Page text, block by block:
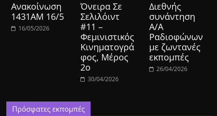
Ανακοίνωση
1431ΑΜ 16/5
16/05/2026
Όνειρα Σε
Σελιλόιντ
#11 –
Φεμινιστικός
Κινηματογρά
φος, Μέρος
2ο
30/04/2026
Διεθνής
συνάντηση
Α/Α
Ραδιοφώνων
με ζωντανές
εκπομπές
26/04/2026
Πρόσφατες εκπομπές